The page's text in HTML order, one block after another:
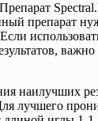
препарат
Если
,важно
наилучших
лучшего